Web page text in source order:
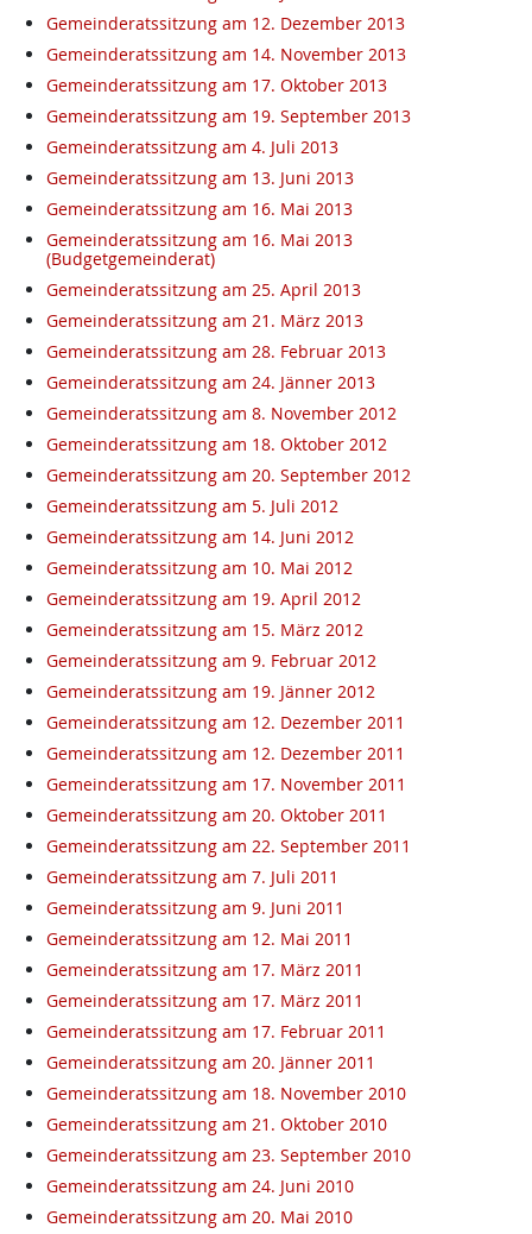
Gemeinderatssitzung am 12. Dezember 2013
Gemeinderatssitzung am 14. November 2013
Gemeinderatssitzung am 17. Oktober 2013
Gemeinderatssitzung am 19. September 2013
Gemeinderatssitzung am 4. Juli 2013
Gemeinderatssitzung am 13. Juni 2013
Gemeinderatssitzung am 16. Mai 2013
Gemeinderatssitzung am 16. Mai 2013
(Budgetgemeinderat)
Gemeinderatssitzung am 25. April 2013
Gemeinderatssitzung am 21. März 2013
Gemeinderatssitzung am 28. Februar 2013
Gemeinderatssitzung am 24. Jänner 2013
Gemeinderatssitzung am 8. November 2012
Gemeinderatssitzung am 18. Oktober 2012
Gemeinderatssitzung am 20. September 2012
Gemeinderatssitzung am 5. Juli 2012
Gemeinderatssitzung am 14. Juni 2012
Gemeinderatssitzung am 10. Mai 2012
Gemeinderatssitzung am 19. April 2012
Gemeinderatssitzung am 15. März 2012
Gemeinderatssitzung am 9. Februar 2012
Gemeinderatssitzung am 19. Jänner 2012
Gemeinderatssitzung am 12. Dezember 2011
Gemeinderatssitzung am 12. Dezember 2011
Gemeinderatssitzung am 17. November 2011
Gemeinderatssitzung am 20. Oktober 2011
Gemeinderatssitzung am 22. September 2011
Gemeinderatssitzung am 7. Juli 2011
Gemeinderatssitzung am 9. Juni 2011
Gemeinderatssitzung am 12. Mai 2011
Gemeinderatssitzung am 17. März 2011
Gemeinderatssitzung am 17. März 2011
Gemeinderatssitzung am 17. Februar 2011
Gemeinderatssitzung am 20. Jänner 2011
Gemeinderatssitzung am 18. November 2010
Gemeinderatssitzung am 21. Oktober 2010
Gemeinderatssitzung am 23. September 2010
Gemeinderatssitzung am 24. Juni 2010
Gemeinderatssitzung am 20. Mai 2010